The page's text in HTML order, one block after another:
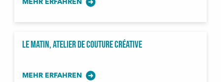
Le Matin, atelier de couture créative
MEHR ERFAHREN